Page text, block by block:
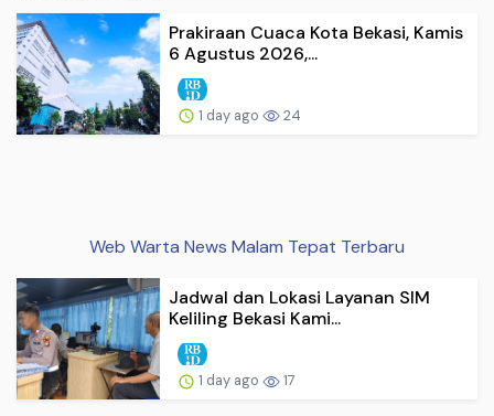
Prakiraan Cuaca Kota Bekasi, Kamis
6 Agustus 2026,...
1 day ago 24
Web Warta News Malam Tepat Terbaru
Jadwal dan Lokasi Layanan SIM
Keliling Bekasi Kami...
1 day ago 17